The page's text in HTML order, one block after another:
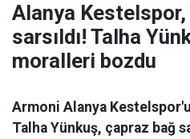
Alanya
sarsıldı! Talha
moralleri bozdu
Armoni Alanya
Talha Yünkuş, çapraz bağ